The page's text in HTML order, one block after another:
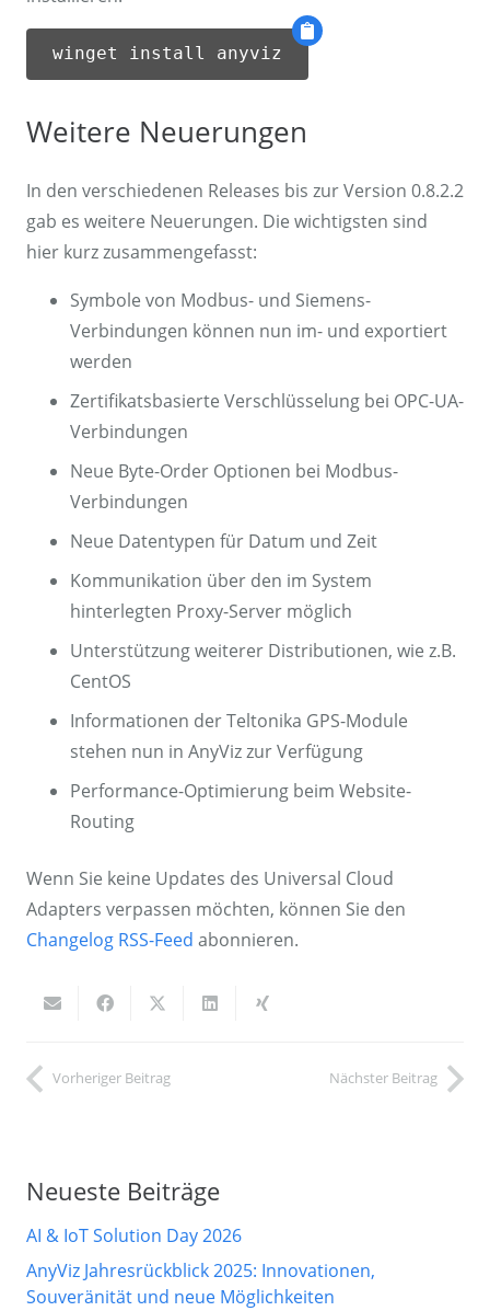
winget install anyviz
Weitere Neuerungen
In den verschiedenen Releases bis zur Version 0.8.2.2
gab es weitere Neuerungen. Die wichtigsten sind
hier kurz zusammengefasst:
Symbole von Modbus- und Siemens-
Verbindungen können nun im- und exportiert
werden
Zertifikatsbasierte Verschlüsselung bei OPC-UA-
Verbindungen
Neue Byte-Order Optionen bei Modbus-
Verbindungen
Neue Datentypen für Datum und Zeit
Kommunikation über den im System
hinterlegten Proxy-Server möglich
Unterstützung weiterer Distributionen, wie z.B.
CentOS
Informationen der Teltonika GPS-Module
stehen nun in AnyViz zur Verfügung
Performance-Optimierung beim Website-
Routing
Wenn Sie keine Updates des Universal Cloud
Adapters verpassen möchten, können Sie den
Changelog RSS-Feed abonnieren.
Vorheriger Beitrag Nächster Beitrag
Neueste Beiträge
AI & IoT Solution Day 2026
AnyViz Jahresrückblick 2025: Innovationen,
Souveränität und neue Möglichkeiten